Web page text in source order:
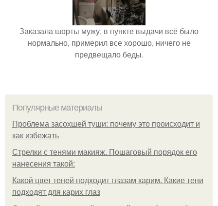
Заказала шорты мужу, в пункте выдачи всё было
нормально, примерил все хорошо, ничего не
предвещало беды.
Популярные материалы
Проблема засохшей туши: почему это происходит и
как избежать
Стрелки с тенями макияж. Пошаговый порядок его
нанесения такой:
Какой цвет теней подходит глазам карим. Какие тени
подходят для карих глаз